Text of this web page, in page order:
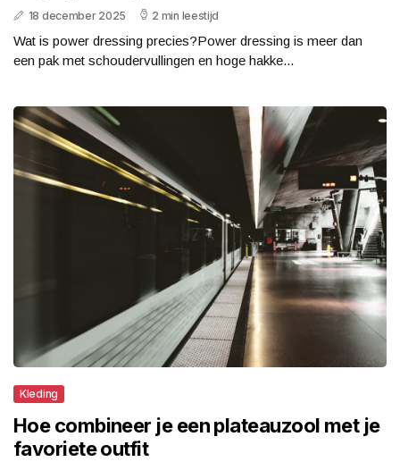
18 december 2025 2 min leestijd
Wat is power dressing precies?Power dressing is meer dan
een pak met schoudervullingen en hoge hakke...
Kleding
Hoe combineer je een plateauzool met je
favoriete outfit